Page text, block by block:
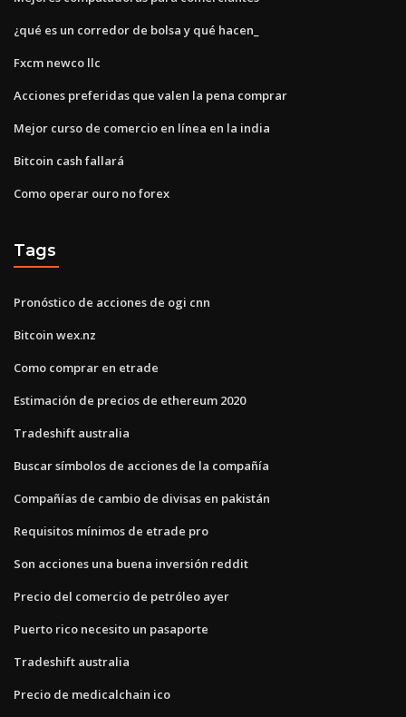
¿qué es un corredor de bolsa y qué hacen_
Fxcm newco llc
Acciones preferidas que valen la pena comprar
Mejor curso de comercio en línea en la india
Bitcoin cash fallará
Como operar ouro no forex
Tags
Pronóstico de acciones de ogi cnn
Bitcoin wex.nz
Como comprar en etrade
Estimación de precios de ethereum 2020
Tradeshift australia
Buscar símbolos de acciones de la compañía
Compañías de cambio de divisas en pakistán
Requisitos mínimos de etrade pro
Son acciones una buena inversión reddit
Precio del comercio de petróleo ayer
Puerto rico necesito un pasaporte
Tradeshift australia
Precio de medicalchain ico